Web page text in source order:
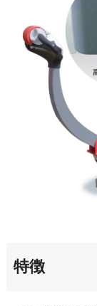
特徴